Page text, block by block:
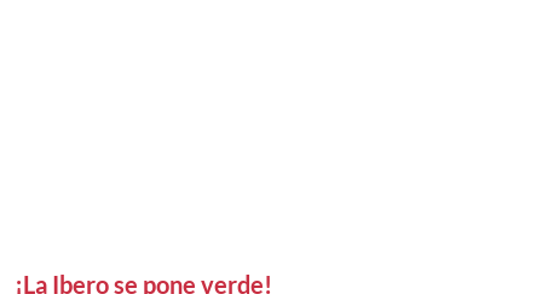
¡La Ibero se pone verde!